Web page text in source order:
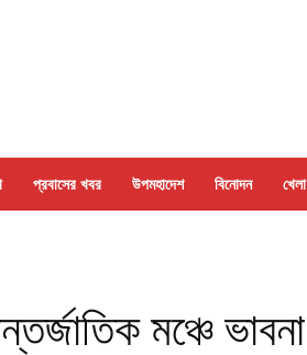
প্রবাসের খবর উপমহাদেশ বিনোদন খেলা
মঞ্চে ভাবনা